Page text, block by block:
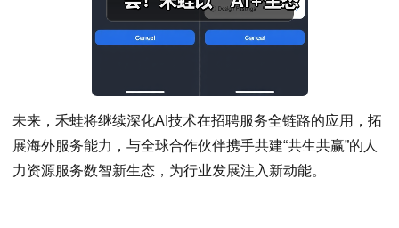
未来，禾蛙将继续深化AI技术在招聘服务全链路的应用，拓
展海外服务能力，与全球合作伙伴携手共建“共生共赢”的人
力资源服务数智新生态，为行业发展注入新动能。